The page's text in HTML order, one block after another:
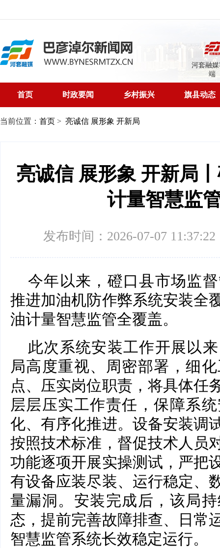
河套融
端
首页 时政要闻 乡村振兴 旗县动态
当前位置： 首页 > 亮诚信 展形象 开新局
亮诚信 展形象 开新局
计量智慧监
发布时间：2026-07-07 11:37:22
今年以来，磴口县市场监
推进加油机防作弊系统安装全
油计量智慧监管全覆盖。
此次系统安装工作开展以
局高度重视、周密部署，细
点、压实岗位职责，将具体任
层层压实工作责任，保障系
化、有序化推进。设备安装调
按照技术标准，督促技术人员
功能逐项开展实操测试，严把
有设备应装尽装、运行稳定、
量漏洞。安装完成后，该局
态，提前完善故障排查、日常
智慧监管系统长效稳定运行。